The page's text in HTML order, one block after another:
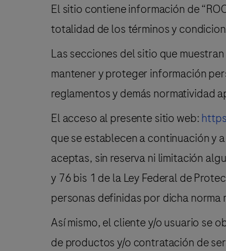
El sitio contiene información de
totalidad de los términos y
Las secciones del sitio que
mantener y proteger información
reglamentos y demás normatividad
El acceso al presente sitio web:
que se establecen a continuación y
aceptas, sin reserva ni limitación
y 76 bis 1 de la Ley Federal de
personas definidas por dicha norma
Así mismo, el cliente y/o usuario se
de productos y/o contratación de